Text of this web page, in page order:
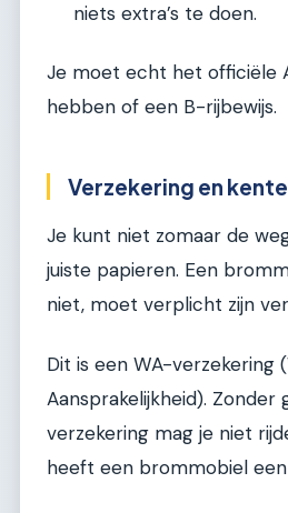
niets extra’s te doen.
Je moet echt het officiële
hebben of een B-rijbewijs.
Verzekering en
Je kunt niet zomaar de
juiste papieren. Een
niet, moet verplicht zijn
Dit is een WA-verzekering
Aansprakelijkheid). Zonder
verzekering mag je niet
heeft een brommobiel